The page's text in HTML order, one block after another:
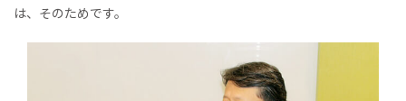
は、そのためです。